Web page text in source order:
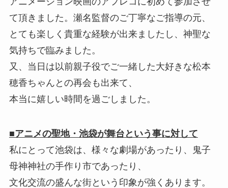
て頂きました。瀬名監督のご丁寧なご指導の元、
とても楽しく貴重な経験が出来ましたし、神聖な
気持ちで臨みました。
又、当日は以前親子役でご一緒した大好きな松本
穂香ちゃんとの再会も出来て、
本当に嬉しい時間を過ごしました。
■アニメの聖地・池袋が舞台という事に対して
私にとって池袋は、様々な劇場があったり、鬼子
母神神社の手作り市であったり、
文化交流の盛んな街という印象が強くあります。